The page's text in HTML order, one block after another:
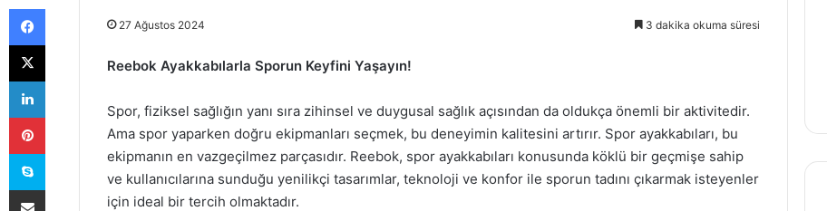
27 Ağustos 2024 3 dakika okuma süresi
Reebok Ayakkabılarla Sporun Keyfini Yaşayın!
Spor, fiziksel sağlığın yanı sıra zihinsel ve duygusal sağlık açısından da oldukça önemli bir aktivitedir.
Ama spor yaparken doğru ekipmanları seçmek, bu deneyimin kalitesini artırır. Spor ayakkabıları, bu
ekipmanın en vazgeçilmez parçasıdır. Reebok, spor ayakkabıları konusunda köklü bir geçmişe sahip
ve kullanıcılarına sunduğu yenilikçi tasarımlar, teknoloji ve konfor ile sporun tadını çıkarmak isteyenler
için ideal bir tercih olmaktadır.
Facebook
X
LinkedIn
Pinterest
Skype
E-Posta ile paylaş